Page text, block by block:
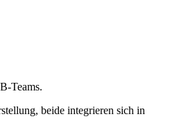
Teams.
beide integrieren sich in